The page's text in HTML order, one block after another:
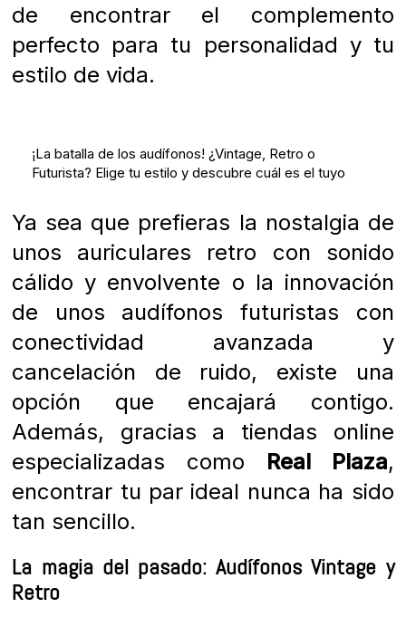
de encontrar el complemento
perfecto para tu personalidad y tu
estilo de vida.
¡La batalla de los audífonos! ¿Vintage, Retro o
Futurista? Elige tu estilo y descubre cuál es el tuyo
Ya sea que prefieras la nostalgia de
unos auriculares retro con sonido
cálido y envolvente o la innovación
de unos audífonos futuristas con
conectividad avanzada y
cancelación de ruido, existe una
opción que encajará contigo.
Además, gracias a tiendas online
especializadas como Real Plaza,
encontrar tu par ideal nunca ha sido
tan sencillo.
La magia del pasado: Audífonos Vintage y
Retro